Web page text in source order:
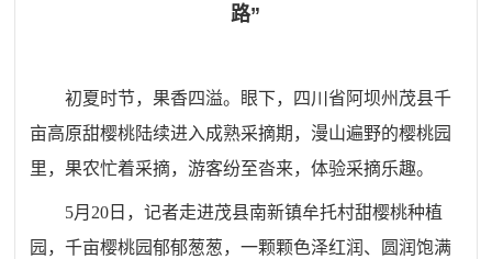
路”
初夏时节，果香四溢。眼下，四川省阿坝州茂县千
亩高原甜樱桃陆续进入成熟采摘期，漫山遍野的樱桃园
里，果农忙着采摘，游客纷至沓来，体验采摘乐趣。
5月20日，记者走进茂县南新镇牟托村甜樱桃种植
园，千亩樱桃园郁郁葱葱，一颗颗色泽红润、圆润饱满